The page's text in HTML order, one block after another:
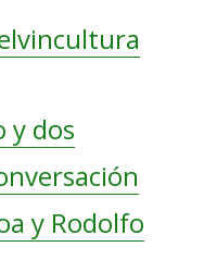
y dos
y Rodolfo